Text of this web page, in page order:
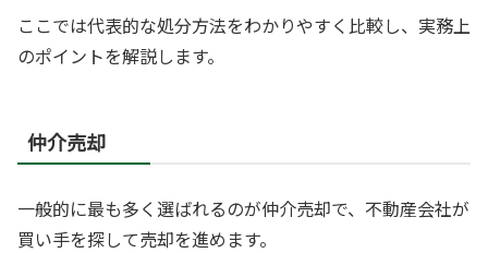
ここでは代表的な処分方法をわかりやすく比較し、実務上
のポイントを解説します。
仲介売却
一般的に最も多く選ばれるのが仲介売却で、不動産会社が
買い手を探して売却を進めます。